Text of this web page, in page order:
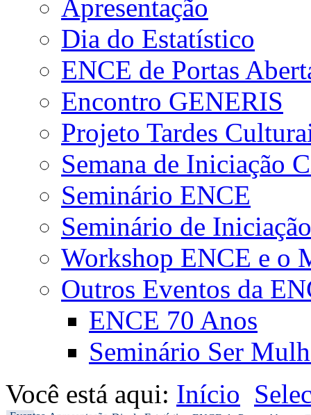
Apresentação
Dia do Estatístico
ENCE de Portas
Encontro GENERIS
Projeto Tardes
Semana de Iniciação
Seminário ENCE
Seminário de
Workshop ENCE e o
Outros Eventos da
ENCE 70 Anos
Seminário Ser
Você está aqui: Início